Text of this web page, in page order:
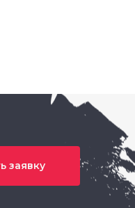
заявку